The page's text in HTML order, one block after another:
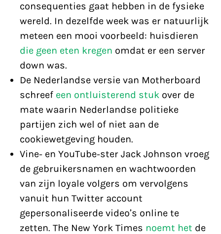
consequenties gaat hebben in de fysieke
wereld. In dezelfde week was er natuurlijk
meteen een mooi voorbeeld: huisdieren
die geen eten kregen omdat er een server
down was.
De Nederlandse versie van Motherboard
schreef een ontluisterend stuk over de
mate waarin Nederlandse politieke
partijen zich wel of niet aan de
cookiewetgeving houden.
Vine- en YouTube-ster Jack Johnson vroeg
de gebruikersnamen en wachtwoorden
van zijn loyale volgers om vervolgens
vanuit hun Twitter account
gepersonaliseerde video’s online te
zetten. The New York Times noemt het de